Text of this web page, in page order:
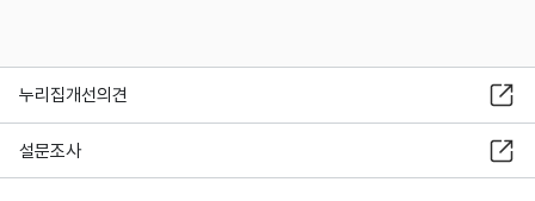
누리집개선의견
설문조사